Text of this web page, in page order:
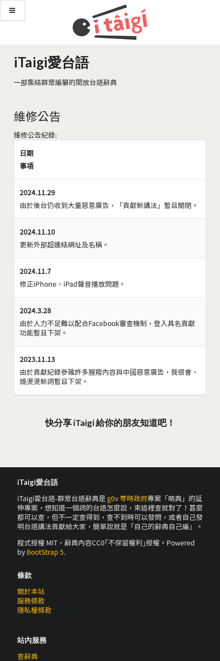
iTaigi愛台語
一部集結群眾編纂的開放台語辭典
維修公告
維修公告紀錄:
日期
事項
2024.11.29
由於後台仍收到大量惡意廣告，「貢獻新講法」暫且關閉。
2024.11.10
更新外部超連結網址及名稱。
2024.11.7
修正iPhone、iPad聲音播放問題。
2024.3.28
由於人力不足難以配合Facebook審查機制，登入具名貢獻
功能暫且下架。
2023.11.13
由於貢獻紀錄參雜許多腥羶內容與中國惡意廣告，我很會、
燒燙燙新詞暫且下架。
快分享 iTaigi 給你的朋友知道吧！
iTaigi愛台語
iTaigi愛台語-群眾台語辭典是 g0v 零時政府專案「萌典」的延
伸專案，想知道一個詞的台語怎麼說，來這裡查就對了！甚麼
都可以查，但不一定查得到，查不到時可以發問，或者自己發
明台語講法貢獻給大家，簡單說就是「自己的辭典自己編」。
程式授權 MIT，辭典內容CC0｢不保留權利｣授權。Powered
by BootStrap 5.
條款
關於本站
服務條款
隱私權條款
站內服務
查辭典